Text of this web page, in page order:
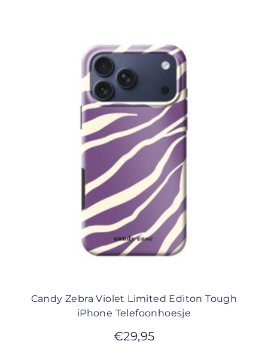
Candy Zebra Violet Limited Editon Tough
iPhone Telefoonhoesje
€29,95